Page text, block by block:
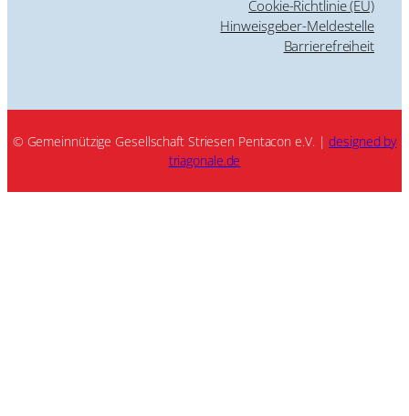
Cookie-Richtlinie (EU)
Hinweisgeber-Meldestelle
Barrierefreiheit
© Gemeinnützige Gesellschaft Striesen Pentacon e.V. |designed by
triagonale.de